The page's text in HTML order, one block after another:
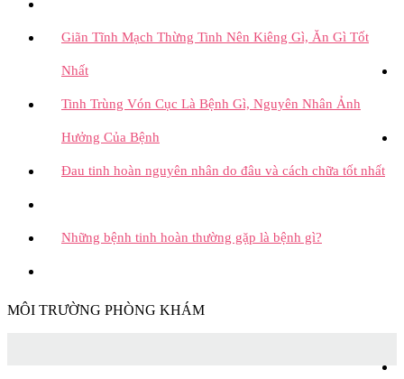
Giãn Tĩnh Mạch Thừng Tinh Nên Kiêng Gì, Ăn Gì Tốt
Nhất
Tinh Trùng Vón Cục Là Bệnh Gì, Nguyên Nhân Ảnh
Hưởng Của Bệnh
Đau tinh hoàn nguyên nhân do đâu và cách chữa tốt nhất
Những bệnh tinh hoàn thường gặp là bệnh gì?
MÔI TRƯỜNG PHÒNG KHÁM